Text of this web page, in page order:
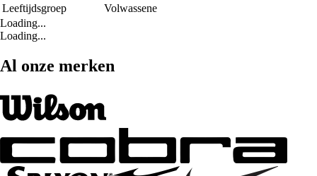
Leeftijdsgroep
Volwassene
Loading...
Loading...
Al onze merken